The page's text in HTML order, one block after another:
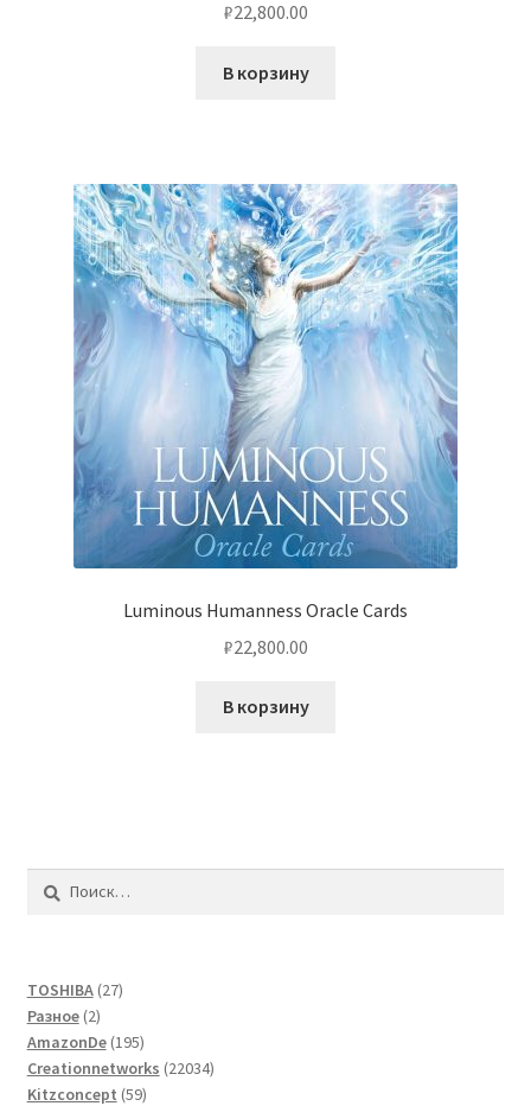
₽22,800.00
В корзину
Luminous Humanness Oracle Cards
₽22,800.00
В корзину
Найти:
TOSHIBA 2727
Разное 22
товара
AmazonDe 195195
товаров
Creationnetworks 2203422034
Kitzconcept 5959